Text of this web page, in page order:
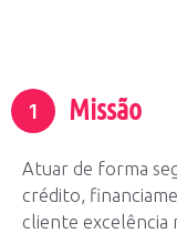
1 Missão
Atuar de forma
crédito,
cliente excelência